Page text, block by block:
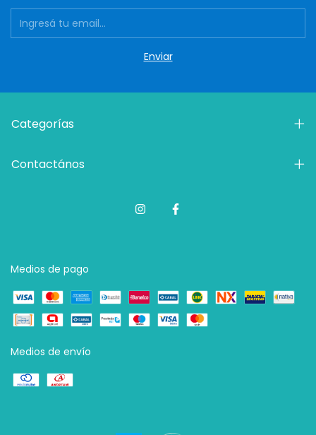
Categorías
Contactános
Medios de pago
Medios de envío